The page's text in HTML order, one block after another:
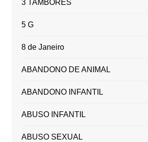
3 TAMBORES
5 G
8 de Janeiro
ABANDONO DE ANIMAL
ABANDONO INFANTIL
ABUSO INFANTIL
ABUSO SEXUAL